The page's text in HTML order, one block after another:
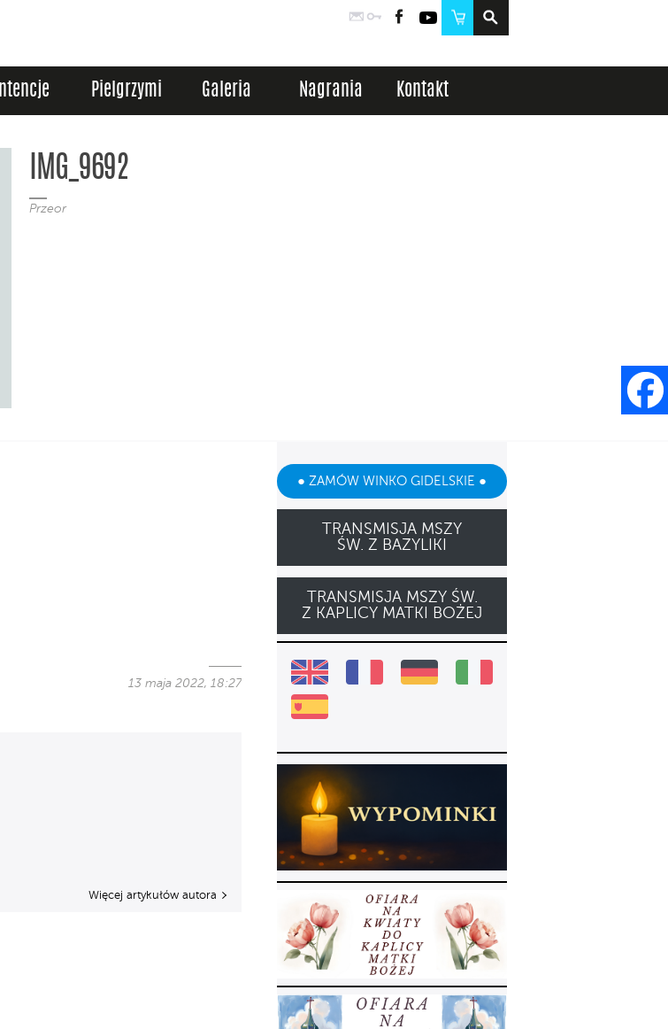
PocztaLogowanie
FacebookYouTube
Sklep
Intencje Pielgrzymi Galeria Nagrania Kontakt
IMG_9692
Przeor
13 maja 2022, 18:27
Więcej artykułów autora
● ZAMÓW WINKO GIDELSKIE ●
TRANSMISJA MSZY
ŚW. Z BAZYLIKI
TRANSMISJA MSZY ŚW.
Z KAPLICY MATKI BOŻEJ